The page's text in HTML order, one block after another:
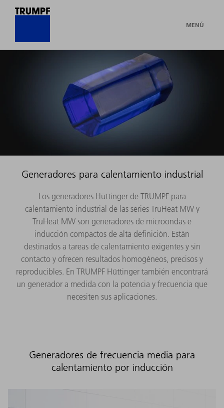
MENÚ
Generadores para calentamiento industrial
Los generadores Hüttinger de TRUMPF para
calentamiento industrial de las series TruHeat MW y
TruHeat MW son generadores de microondas e
inducción compactos de alta definición. Están
destinados a tareas de calentamiento exigentes y sin
contacto y ofrecen resultados homogéneos, precisos y
reproducibles. En TRUMPF Hüttinger también encontrará
un generador a medida con la potencia y frecuencia que
necesiten sus aplicaciones.
Generadores de frecuencia media para
calentamiento por inducción